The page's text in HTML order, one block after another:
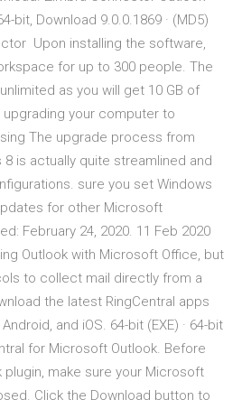
bit, Download 9.0.0.1869 · (MD5)
Upon installing the software,
for up to 300 people. The
as you will get 10 GB of
your computer to
The upgrade process from
is actually quite streamlined and
sure you set Windows
for other Microsoft
February 24, 2020. 11 Feb 2020
Outlook with Microsoft Office, but
to collect mail directly from a
the latest RingCentral apps
and iOS. 64-bit (EXE) · 64-bit
for Microsoft Outlook. Before
plugin, make sure your Microsoft
Click the Download button to